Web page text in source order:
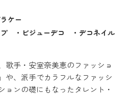
ケー
プ ・ビジューデコ ・デコネイル
歌手・安室奈美恵のファッショ
や、派手でカラフルなファッシ
ョンの礎にもなったタレント・